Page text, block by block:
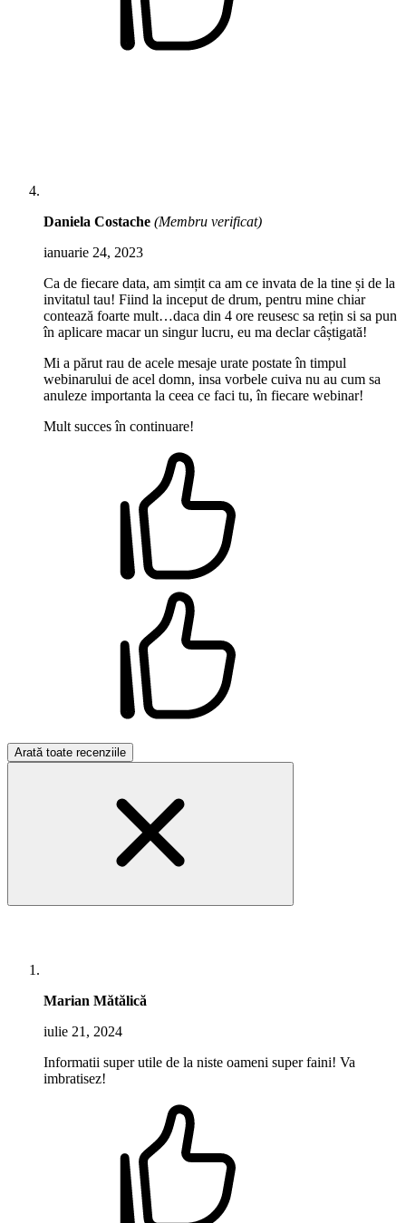
Daniela Costache (Membru verificat)
ianuarie 24, 2023
Ca de fiecare data, am simțit ca am ce invata de la tine și de la
invitatul tau! Fiind la inceput de drum, pentru mine chiar
contează foarte mult…daca din 4 ore reusesc sa rețin si sa pun
în aplicare macar un singur lucru, eu ma declar câștigată!
Mi a părut rau de acele mesaje urate postate în timpul
webinarului de acel domn, insa vorbele cuiva nu au cum sa
anuleze importanta la ceea ce faci tu, în fiecare webinar!
Mult succes în continuare!
Arată toate recenziile
Marian Mătălică
iulie 21, 2024
Informatii super utile de la niste oameni super faini! Va
imbratisez!